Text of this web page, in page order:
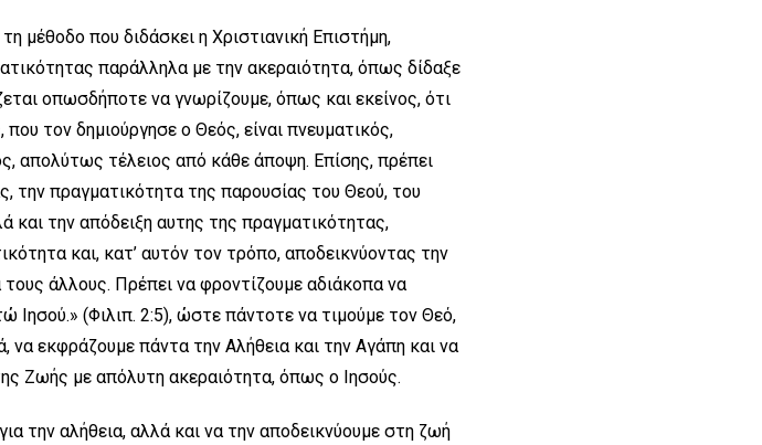
μέθοδο που διδάσκει η Χριστιανική Επιστήμη,
παράλληλα με την ακεραιότητα, όπως δίδαξε
οπωσδήποτε να γνωρίζουμε, όπως και εκείνος, ότι
τον δημιούργησε ο Θεός, είναι πνευματικός,
απολύτως τέλειος από κάθε άποψη. Επίσης, πρέπει
την πραγματικότητα της παρουσίας του Θεού, του
και την απόδειξη αυτης της πραγματικότητας,
και, κατ’ αυτόν τον τρόπο, αποδεικνύοντας την
άλλους. Πρέπει να φροντίζουμε αδιάκοπα να
Ιησού.» (Φιλιπ. 2:5), ώστε πάντοτε να τιμούμε τον Θεό,
εκφράζουμε πάντα την Αλήθεια και την Αγάπη και να
Ζωής με απόλυτη ακεραιότητα, όπως ο Ιησούς.
την αλήθεια, αλλά και να την αποδεικνύουμε στη ζωή